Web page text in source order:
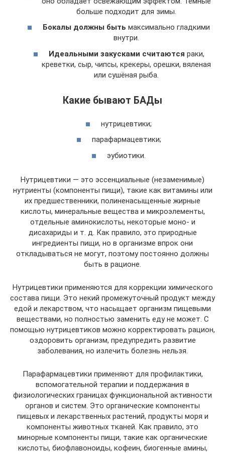
больше подходит для зимы.
Бокалы должны быть максимально гладкими
внутри.
Идеальными закусками считаются раки,
креветки, сыр, чипсы, крекеры, орешки, вяленая
или сушёная рыба.
Какие бывают БАДы
нутрицевтики;
парафармацевтики;
эубиотики.
Нутрицевтики — это эссенциальные (незаменимые)
нутриенты (компоненты пищи), такие как витамины или
их предшественники, полиненасыщенные жирные
кислоты, минеральные вещества и микроэлементы,
отдельные аминокислоты, некоторые моно- и
дисахариды и т. д. Как правило, это природные
ингредиенты пищи, но в организме впрок они
откладываться не могут, поэтому постоянно должны
быть в рационе.
Нутрицевтики применяются для коррекции химического
состава пищи. Это некий промежуточный продукт между
едой и лекарством, что насыщает организм пищевыми
веществами, но полностью заменить еду не может. С
помощью нутрицевтиков можно корректировать рацион,
оздоровить организм, предупредить развитие
заболевания, но излечить болезнь нельзя.
Парафармацевтики применяют для профилактики,
вспомогательной терапии и поддержания в
физиологических границах функциональной активности
органов и систем. Это органические компоненты
пищевых и лекарственных растений, продукты моря и
компоненты животных тканей. Как правило, это
минорные компоненты пищи, такие как органические
кислоты, биофлавоноиды, кофеин, биогенные амины,